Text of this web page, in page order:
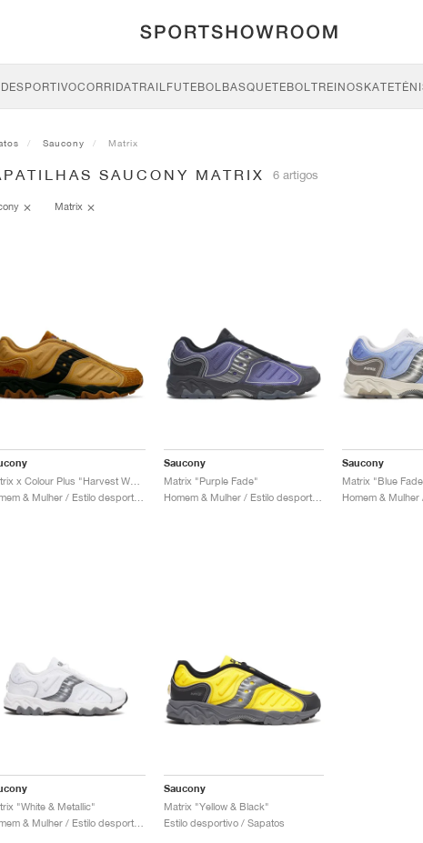
CORRIDATRAILFUTEBOLBASQUETEBOLTREINOSKATE
Saucony Matrix
SAUCONY MATRIX 6 artigos
Matrix
Saucony
Matrix "Purple Fade"
Homem & Mulher / Estilo desportivo / Sapatos
Saucony
Matrix "Blue
"White & Metallic"
Saucony
Matrix "Yellow & Black"
Estilo desportivo / Sapatos